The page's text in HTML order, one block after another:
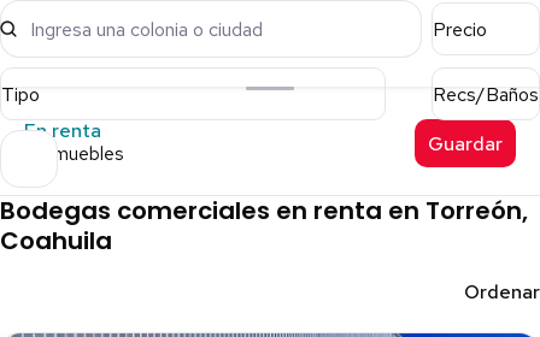
Ingresa una colonia o ciudad Precio
Tipo
Recs/Baños
En renta
6 inmuebles Guardar
Bodegas comerciales en renta en Torreón,
Coahuila
Ordenar